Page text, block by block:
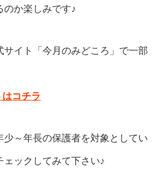
のか楽しみです♪
イト「今月のみどころ」で一部
コチラ
少～年長の保護者を対象としてい
ェックしてみて下さい♪